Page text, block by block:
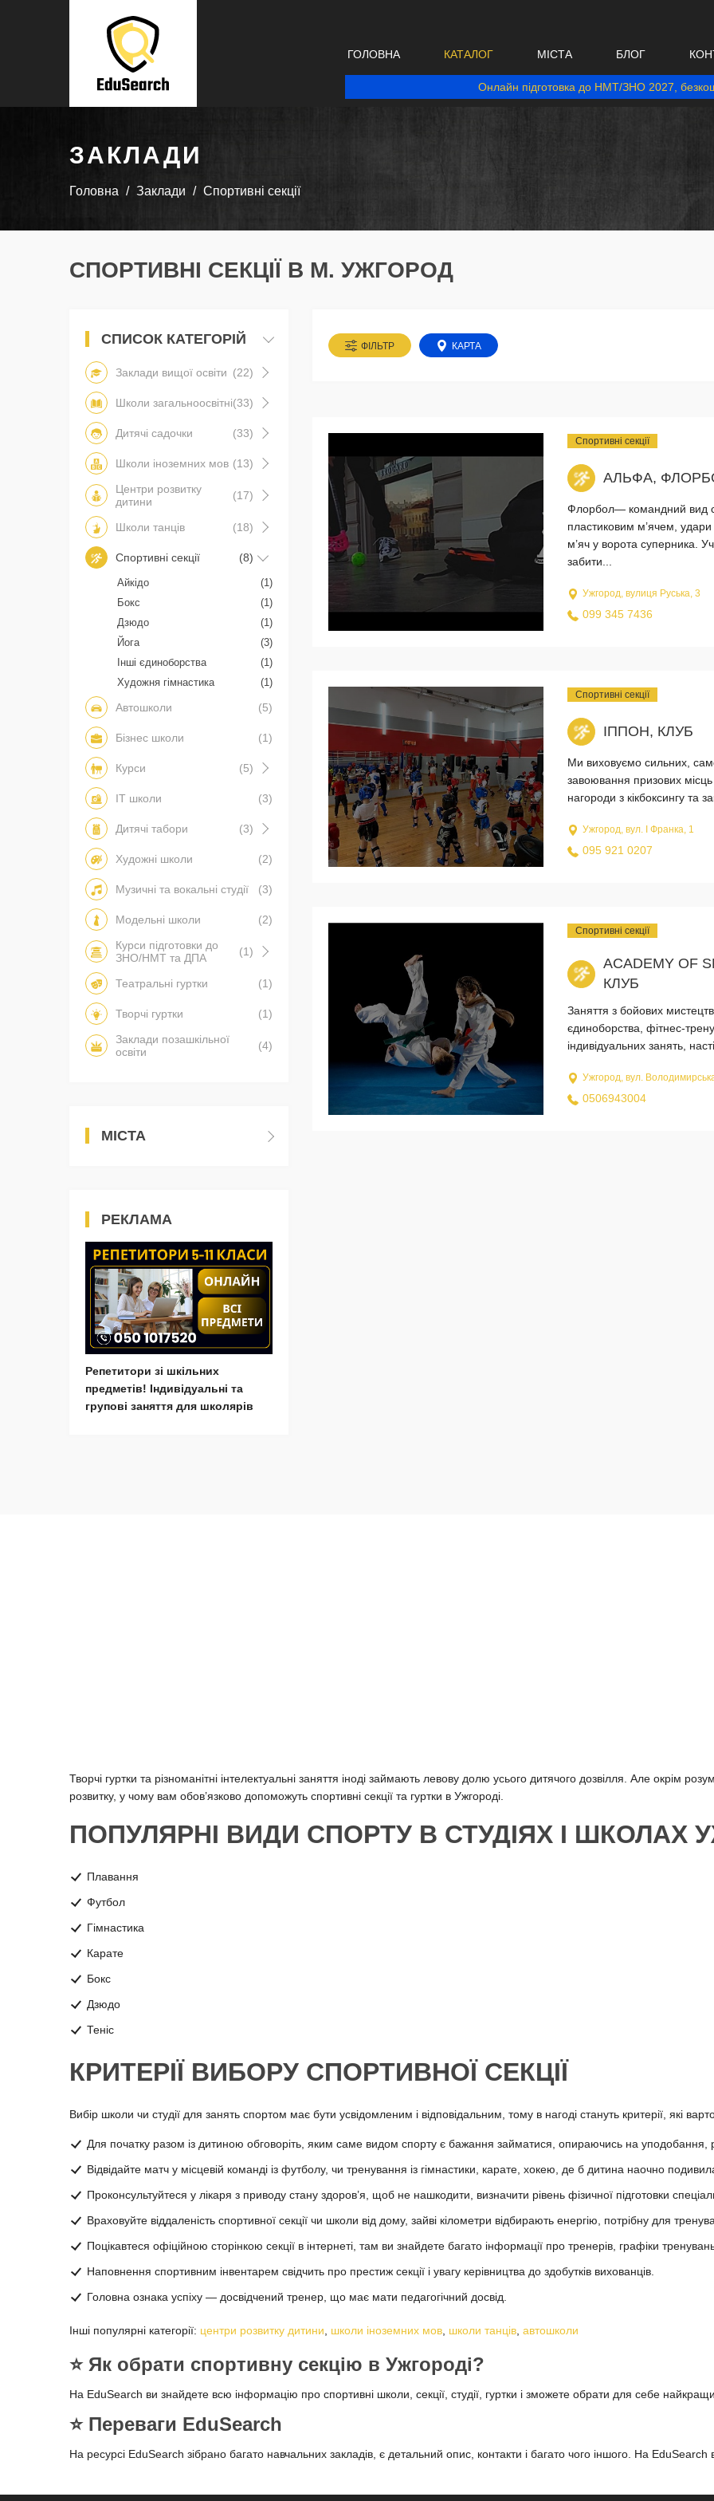
ГОЛОВНА КАТАЛОГ МІСТА БЛОГ
Онлайн підготовка до НМТ/ЗНО 2027,
ЗАКЛАДИ
Головна Заклади Спортивні секції
СПОРТИВНІ СЕКЦІЇ В М. УЖГОРОД
ФІЛЬТР КАРТА
Спортивні секції
АЛЬФА,
Флорбол— командний вид
пластиковим м’ячем,
м’яч у ворота суперника.
забити...
Ужгород, вулиця Руська, 3
099 345 7436
Спортивні секції
ІППОН, КЛУБ
Ми виховуємо сильних,
завоювання призових
нагороди з кікбоксингу та
Ужгород, вул. І Франка, 1
095 921 0207
Спортивні секції
ACADEMY OF
КЛУБ
Заняття з бойових
єдиноборства, фітнес-
індивідуальних занять,
Ужгород, вул.
0506943004
СПИСОК КАТЕГОРІЙ
Заклади вищої освіти (22)
Школи загальноосвітні(33)
Дитячі садочки (33)
Школи іноземних мов (13)
Центри розвитку
дитини
(17)
Школи танців (18)
Спортивні секції (8)
Айкідо
(1)
Бокс
(1)
Дзюдо
(1)
Йога
(3)
Інші єдиноборства
(1)
Художня гімнастика
(1)
Автошколи (5)
Бізнес школи (1)
Курси (5)
IT школи (3)
Дитячі табори (3)
Художні школи (2)
Музичні та вокальні студії (3)
Модельні школи
(2)
Курси підготовки до
ЗНО/НМТ та ДПА
(1)
Театральні гуртки (1)
Творчі гуртки
(1)
Заклади позашкільної
освіти
(4)
МІСТА
РЕКЛАМА
Репетитори зі шкільних
предметів! Індивідуальні та
групові заняття для школярів
Творчі гуртки та різноманітні інтелектуальні заняття іноді займають левову долю усього дитячого дозвілля. Але окрім
розвитку, у чому вам обов’язково допоможуть спортивні секції та гуртки в Ужгороді.
ПОПУЛЯРНІ ВИДИ СПОРТУ В СТУДІЯХ І ШКОЛАХ
Плавання
Футбол
Гімнастика
Карате
Бокс
Дзюдо
Теніс
КРИТЕРІЇ ВИБОРУ СПОРТИВНОЇ СЕКЦІЇ
Вибір школи чи студії для занять спортом має бути усвідомленим і відповідальним, тому в нагоді стануть критерії, які
Для початку разом із дитиною обговоріть, яким саме видом спорту є бажання займатися, опираючись на уподобання,
Відвідайте матч у місцевій команді із футболу, чи тренування із гімнастики, карате, хокею, де б дитина наочно
Проконсультуйтеся у лікаря з приводу стану здоров’я, щоб не нашкодити, визначити рівень фізичної підготовки
Враховуйте віддаленість спортивної секції чи школи від дому, зайві кілометри відбирають енергію, потрібну для
Поцікавтеся офіційною сторінкою секції в інтернеті, там ви знайдете багато інформації про тренерів, графіки
Наповнення спортивним інвентарем свідчить про престиж секції і увагу керівництва до здобутків вихованців.
Головна ознака успіху — досвідчений тренер, що має мати педагогічний досвід.
Інші популярні категорії: центри розвитку дитини школи іноземних мов школи танців автошколи
⭐️ Як обрати спортивну секцію в Ужгороді?
На EduSearch ви знайдете всю інформацію про спортивні школи, секції, студії, гуртки і зможете обрати для себе
⭐️ Переваги EduSearch
На ресурсі EduSearch зібрано багато навчальних закладів, є детальний опис, контакти і багато чого іншого. На